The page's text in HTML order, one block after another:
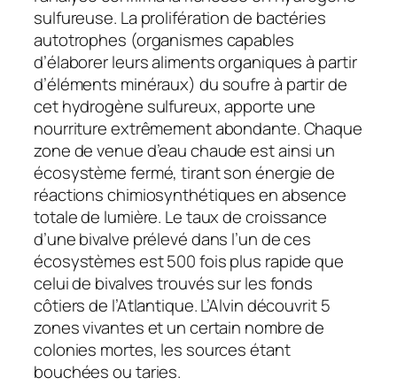
sulfureuse. La prolifération de bactéries
autotrophes (organismes capables
d’élaborer leurs aliments organiques à partir
d’éléments minéraux) du soufre à partir de
cet hydrogène sulfureux, apporte une
nourriture extrêmement abondante. Chaque
zone de venue d’eau chaude est ainsi un
écosystème fermé, tirant son énergie de
réactions chimiosynthétiques en absence
totale de lumière. Le taux de croissance
d’une bivalve prélevé dans l’un de ces
écosystèmes est 500 fois plus rapide que
celui de bivalves trouvés sur les fonds
côtiers de l’Atlantique. L’Alvin découvrit 5
zones vivantes et un certain nombre de
colonies mortes, les sources étant
bouchées ou taries.